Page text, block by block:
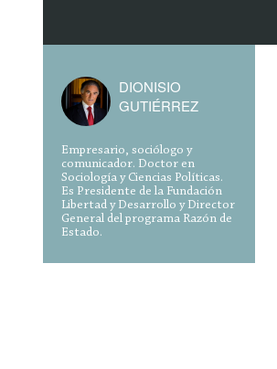
DIONISIO
GUTIÉRREZ
Empresario, sociólogo y
comunicador. Doctor en
Sociología y Ciencias Políticas.
Es Presidente de la Fundación
Libertad y Desarrollo y Director
General del programa Razón de
Estado.